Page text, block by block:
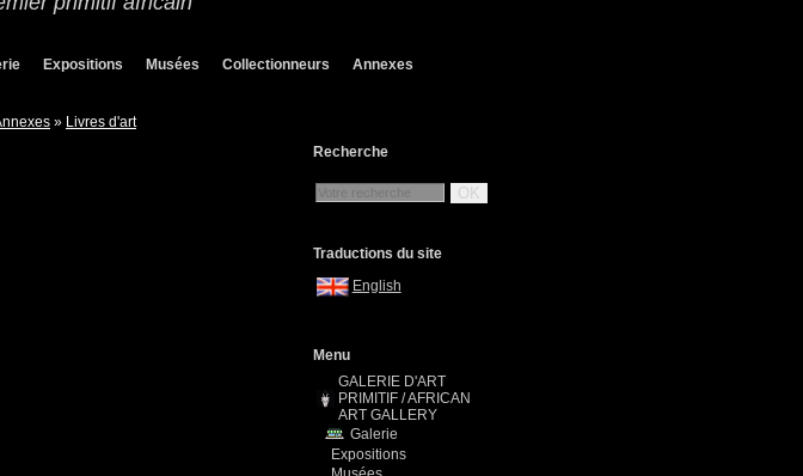
Expositions Musées Collectionneurs Annexes
» Livres d'art
Recherche
OK
Traductions du site
English
Menu
GALERIE D'ART
PRIMITIF / AFRICAN
ART GALLERY
Galerie
Expositions